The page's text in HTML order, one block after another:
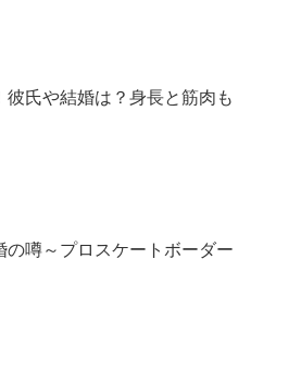
彼氏や結婚は？身長と筋肉も
の噂～プロスケートボーダー